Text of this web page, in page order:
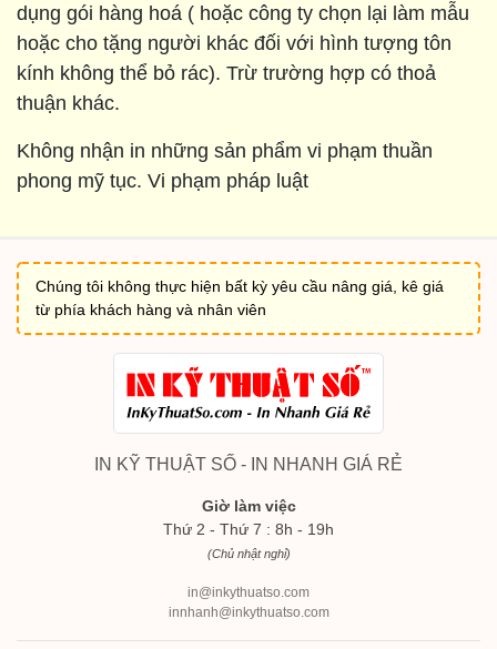
dụng gói hàng hoá ( hoặc công ty chọn lại làm mẫu
hoặc cho tặng người khác đối với hình tượng tôn
kính không thể bỏ rác). Trừ trường hợp có thoả
thuận khác.
Không nhận in những sản phẩm vi phạm thuần
phong mỹ tục. Vi phạm pháp luật
Chúng tôi không thực hiện bất kỳ yêu cầu nâng giá, kê giá
từ phía khách hàng và nhân viên
IN KỸ THUẬT SỐ - IN NHANH GIÁ RẺ
Giờ làm việc
Thứ 2 - Thứ 7 : 8h - 19h
(Chủ nhật nghỉ)
in@inkythuatso.com
innhanh@inkythuatso.com